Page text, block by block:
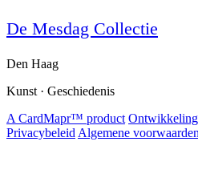
De Mesdag Collectie
Den Haag
Kunst · Geschiedenis
A CardMapr™ product
Privacybeleid Algemene voorwaarden